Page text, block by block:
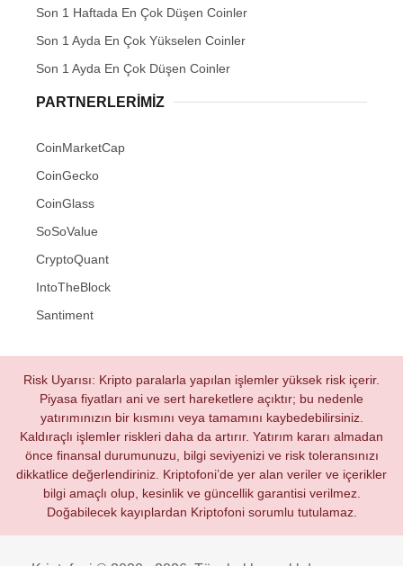
Son 1 Haftada En Çok Düşen Coinler
Son 1 Ayda En Çok Yükselen Coinler
Son 1 Ayda En Çok Düşen Coinler
PARTNERLERIMIZ
CoinMarketCap
CoinGecko
CoinGlass
SoSoValue
CryptoQuant
IntoTheBlock
Santiment
Risk Uyarısı: Kripto paralarla yapılan işlemler yüksek risk içerir.
Piyasa fiyatları ani ve sert hareketlere açıktır; bu nedenle
yatırımınızın bir kısmını veya tamamını kaybedebilirsiniz.
Kaldıraçlı işlemler riskleri daha da artırır. Yatırım kararı almadan
önce finansal durumunuzu, bilgi seviyenizi ve risk toleransınızı
dikkatlice değerlendiriniz. Kriptofoni’de yer alan veriler ve içerikler
bilgi amaçlı olup, kesinlik ve güncellik garantisi verilmez.
Doğabilecek kayıplardan Kriptofoni sorumlu tutulamaz.